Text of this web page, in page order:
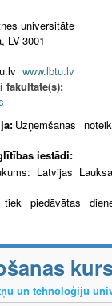
universitāte
LV-3001
www.lbtu.lv
fakultāte(s):
Uzņemšanas
iestādi:
Latvijas
tiek piedāvātas
un tehnoloģiju